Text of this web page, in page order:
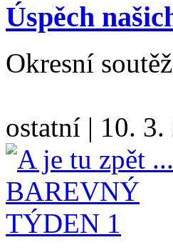
Úspěch
Okresní
ostatní | 10. 3.